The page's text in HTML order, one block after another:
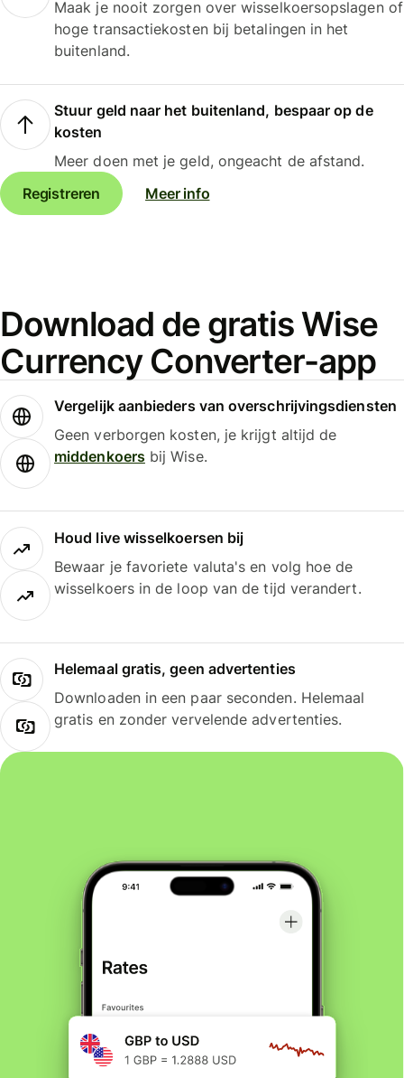
Maak je nooit zorgen over wisselkoersopslagen of
hoge transactiekosten bij betalingen in het
buitenland.
Stuur geld naar het buitenland, bespaar op de
kosten
Meer doen met je geld, ongeacht de afstand.
Registreren
Meer info
Download de gratis Wise
Currency Converter-app
Vergelijk aanbieders van overschrijvingsdiensten
Geen verborgen kosten, je krijgt altijd de
middenkoersbij Wise.
Houd live wisselkoersen bij
Bewaar je favoriete valuta's en volg hoe de
wisselkoers in de loop van de tijd verandert.
Helemaal gratis, geen advertenties
Downloaden in een paar seconden. Helemaal
gratis en zonder vervelende advertenties.